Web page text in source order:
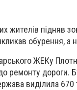
жителів підняв
обурення, а
ЖЕКу
ремонту дороги.
виділила 670